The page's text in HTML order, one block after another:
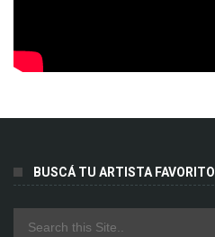
BUSCÁ TU ARTISTA FAVORITO